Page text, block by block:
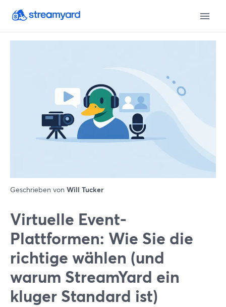
Geschrieben von Will Tucker
Virtuelle Event-
Plattformen: Wie Sie die
richtige wählen (und
warum StreamYard ein
kluger Standard ist)